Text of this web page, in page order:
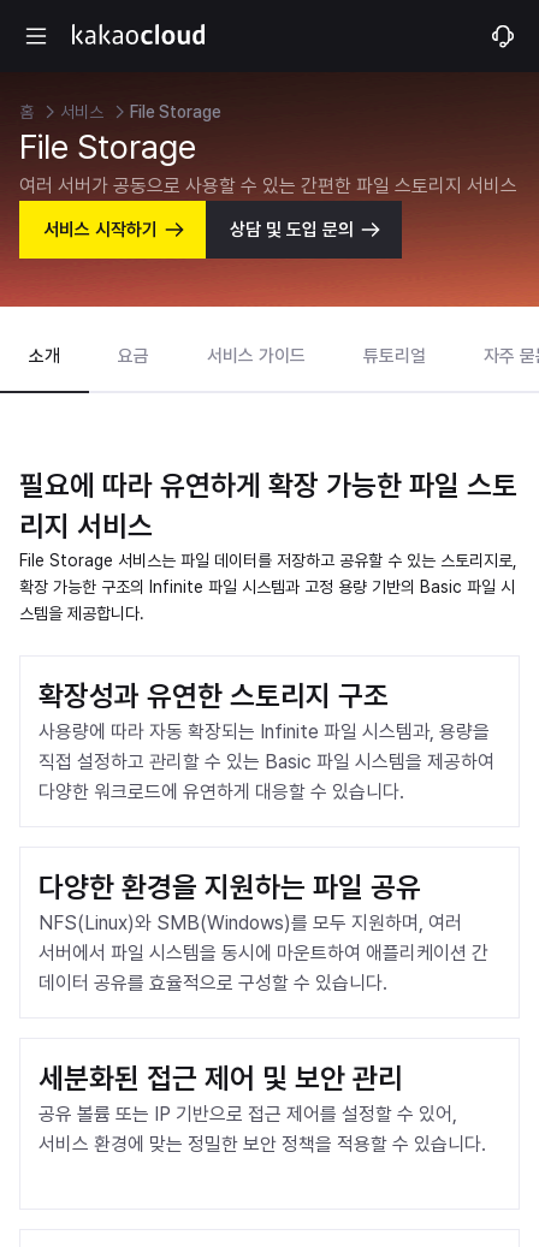
홈 서비스 File Storage
File Storage
여러 서버가 공동으로 사용할 수 있는 간편한 파일 스토리지 서비스
서비스 시작하기 상담 및 도입 문의
소개 요금 서비스 가이드 튜토리얼 자주
필요에 따라 유연하게 확장 가능한 파일 스토
리지 서비스
File Storage 서비스는 파일 데이터를 저장하고 공유할 수 있는 스토리지로,
확장 가능한 구조의 Infinite 파일 시스템과 고정 용량 기반의 Basic 파일 시
스템을 제공합니다.
확장성과 유연한 스토리지 구조
사용량에 따라 자동 확장되는 Infinite 파일 시스템과, 용량을
직접 설정하고 관리할 수 있는 Basic 파일 시스템을 제공하여
다양한 워크로드에 유연하게 대응할 수 있습니다.
다양한 환경을 지원하는 파일 공유
NFS(Linux)와 SMB(Windows)를 모두 지원하며, 여러
서버에서 파일 시스템을 동시에 마운트하여 애플리케이션 간
데이터 공유를 효율적으로 구성할 수 있습니다.
세분화된 접근 제어 및 보안 관리
공유 볼륨 또는 IP 기반으로 접근 제어를 설정할 수 있어,
서비스 환경에 맞는 정밀한 보안 정책을 적용할 수 있습니다.